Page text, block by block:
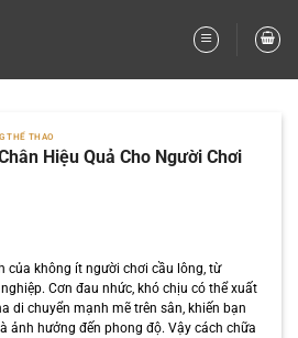
THỂ THAO
Hiệu Quả Cho Người Chơi
của không ít người chơi cầu lông, từ
Cơn đau nhức, khó chịu có thể xuất
di chuyển mạnh mẽ trên sân, khiến bạn
ảnh hưởng đến phong độ. Vậy cách chữa